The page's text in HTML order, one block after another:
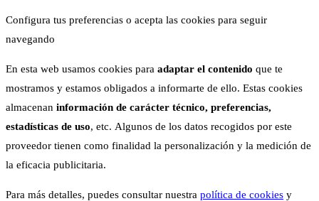
Configura tus preferencias o acepta las cookies para seguir
navegando
En esta web usamos cookies para adaptar el contenido que te
mostramos y estamos obligados a informarte de ello. Estas cookies
almacenan información de carácter técnico, preferencias,
estadísticas de uso, etc. Algunos de los datos recogidos por este
proveedor tienen como finalidad la personalización y la medición de
la eficacia publicitaria.
Para más detalles, puedes consultar nuestra política de cookies y